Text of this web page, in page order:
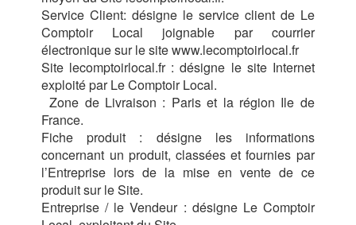
Service Client: désigne le service client de Le
Comptoir Local joignable par courrier
électronique sur le site www.lecomptoirlocal.fr
Site lecomptoirlocal.fr : désigne le site Internet
exploité par Le Comptoir Local.
Zone de Livraison : Paris et la région Ile de
France.
Fiche produit : désigne les informations
concernant un produit, classées et fournies par
l’Entreprise lors de la mise en vente de ce
produit sur le Site.
Entreprise / le Vendeur : désigne Le Comptoir